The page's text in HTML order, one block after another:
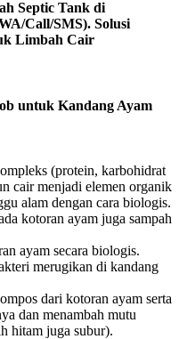
Septic Tank di
Call/SMS). Solusi
Limbah Cair
untuk Kandang Ayam
(protein, karbohidrat
cair menjadi elemen organik
alam dengan cara biologis.
kotoran ayam juga sampah
ayam secara biologis.
merugikan di kandang
dari kotoran ayam serta
dan menambah mutu
hitam juga subur).